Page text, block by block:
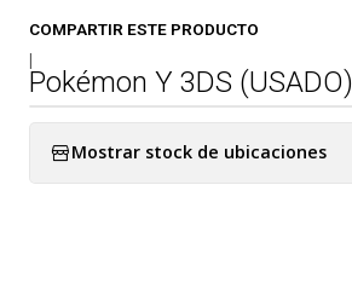
COMPARTIR ESTE PRODUCTO
|
Pokémon Y 3DS (USADO)
Mostrar stock de ubicaciones